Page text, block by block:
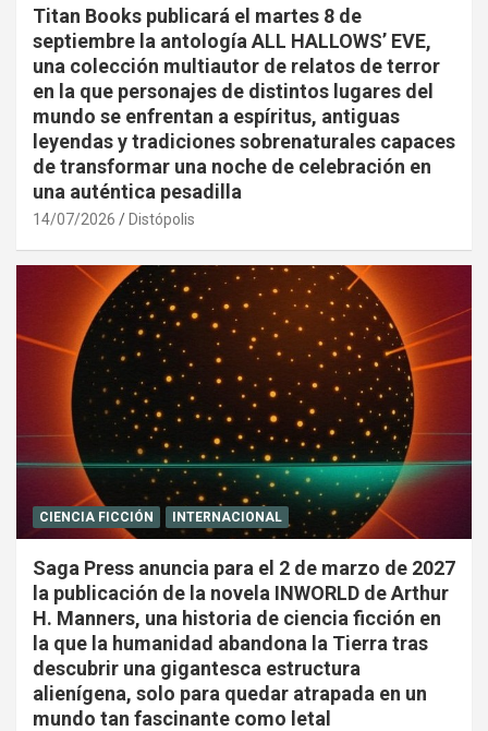
Titan Books publicará el martes 8 de
septiembre la antología ALL HALLOWS’ EVE,
una colección multiautor de relatos de terror
en la que personajes de distintos lugares del
mundo se enfrentan a espíritus, antiguas
leyendas y tradiciones sobrenaturales capaces
de transformar una noche de celebración en
una auténtica pesadilla
14/07/2026 Distópolis
CIENCIA FICCIÓN INTERNACIONAL
Saga Press anuncia para el 2 de marzo de 2027
la publicación de la novela INWORLD de Arthur
H. Manners, una historia de ciencia ficción en
la que la humanidad abandona la Tierra tras
descubrir una gigantesca estructura
alienígena, solo para quedar atrapada en un
mundo tan fascinante como letal